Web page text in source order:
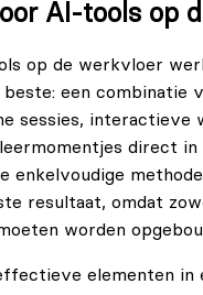
AI-tools op
op de werkvloer
beste: een combinatie
sessies, interactieve
direct
enkelvoudige
resultaat, omdat
worden
elementen in